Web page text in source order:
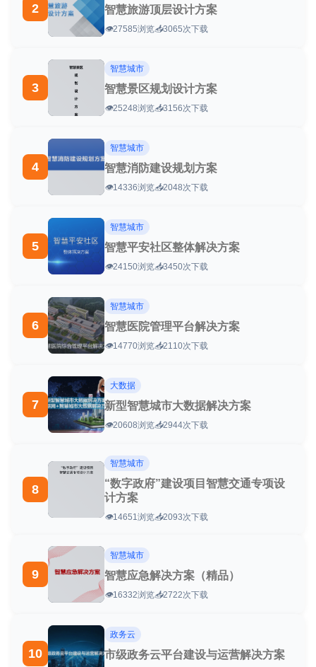
2 智慧旅游顶层设计方案
👁️27585浏览📥3065次下载
3
智慧城市
智慧景区规划设计方案
👁️25248浏览📥3156次下载
4
智慧城市
智慧消防建设规划方案
👁️14336浏览📥2048次下载
5
智慧城市
智慧平安社区整体解决方案
👁️24150浏览📥3450次下载
6
智慧城市
智慧医院管理平台解决方案
👁️14770浏览📥2110次下载
7
大数据
新型智慧城市大数据解决方案
👁️20608浏览📥2944次下载
8
智慧城市
“数字政府”建设项目智慧交通专项设
计方案
👁️14651浏览📥2093次下载
9
智慧城市
智慧应急解决方案（精品）
👁️16332浏览📥2722次下载
10
政务云
市级政务云平台建设与运营解决方案